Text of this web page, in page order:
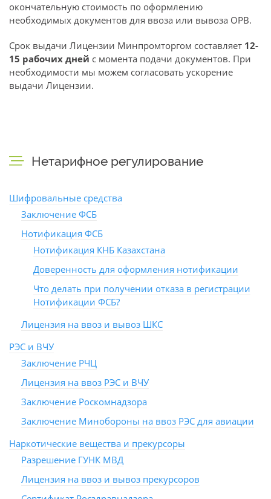
окончательную стоимость по оформлению
необходимых документов для ввоза или вывоза ОРВ.
Срок выдачи Лицензии Минпромторгом составляет 12-
15 рабочих дней с момента подачи документов. При
необходимости мы можем согласовать ускорение
выдачи Лицензии.
Нетарифное регулирование
Шифровальные средства
Заключение ФСБ
Нотификация ФСБ
Нотификация КНБ Казахстана
Доверенность для оформления нотификации
Что делать при получении отказа в регистрации
Нотификации ФСБ?
Лицензия на ввоз и вывоз ШКС
РЭС и ВЧУ
Заключение РЧЦ
Лицензия на ввоз РЭС и ВЧУ
Заключение Роскомнадзора
Заключение Минобороны на ввоз РЭС для авиации
Наркотические вещества и прекурсоры
Разрешение ГУНК МВД
Лицензия на ввоз и вывоз прекурсоров